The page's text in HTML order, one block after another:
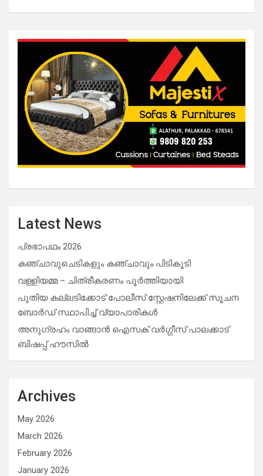
Latest News
പ്രഭാപഥം 2026
കഞ്ചാവുചെടികളും കഞ്ചാവും പിടികൂടി
വള്ളിയമ്മ – ചിത്രീകരണം പൂർത്തിയായി
പുതിയ കല്ലടിക്കോട് പോലീസ് സ്റ്റേഷനിലേക്ക് സൂചന
ബോർഡ് സ്ഥാപിച്ച് വ്യാപാരികൾ
അനുഗ്രഹം വാങ്ങാൻ ഐസക് വര്‍ഗ്ഗീസ് പാലക്കാട്
ബിഷപ്പ് ഹൗസില്‍
Archives
May 2026
March 2026
February 2026
January 2026